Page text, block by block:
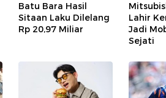
Batu Bara Hasil
Sitaan Laku Dilelang
Rp 20,97 Miliar
Lahir
Jadi
Sejati